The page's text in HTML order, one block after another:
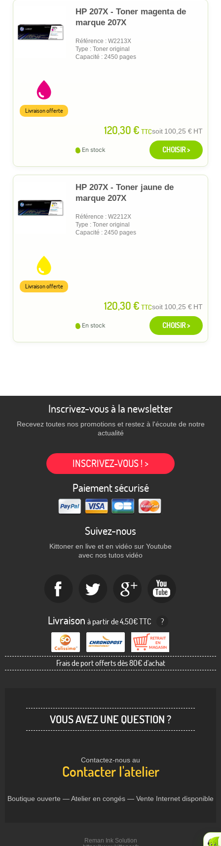
HP 207X - Toner magenta de
marque 207X
Référence : W2213X
Type : Toner original
Capacité : 2450 pages
120,30 € TTCsoit 100,25 € HT
Livraison offerte
En stock CHOISIR >
HP 207X - Toner jaune de
marque 207X
Référence : W2212X
Type : Toner original
Capacité : 2450 pages
120,30 € TTCsoit 100,25 € HT
Livraison offerte
En stock CHOISIR >
Inscrivez-vous à la newsletter
Recevez toutes nos promotions et restez à l'écoute de notre
actualité
INSCRIVEZ-VOUS ! >
Paiement sécurisé
Suivez-nous
Kittoner en live et en vidéo sur Youtube
avec nos tutos vidéo
Livraison à partir de 4,50€ TTC ?
Frais de port offerts dès 80€ d'achat
VOUS AVEZ UNE QUESTION ?
Contactez-nous au
Contacter l'atelier
Boutique ouverte — Atelier en congés — Vente Internet disponible
Reman Ink Solution